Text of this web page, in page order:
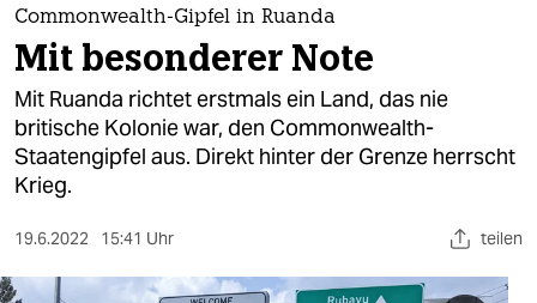
themen
politik
öko
gesellschaft
kultur
sport
Commonwealth-Gipfel in Ruanda
Mit besonderer Note
Mit Ruanda richtet erstmals ein Land, das nie
britische Kolonie war, den Commonwealth-
Staatengipfel aus. Direkt hinter der Grenze herrscht
Krieg.
19.6.2022 15:41 Uhr teilen